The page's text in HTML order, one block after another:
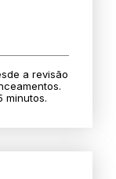
a revisão
minutos.